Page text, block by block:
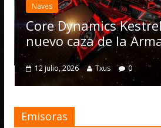
Naves
Core Dynamics Kestrel
nuevo caza de la
12 julio, 2026 Txus 0
Emisoras